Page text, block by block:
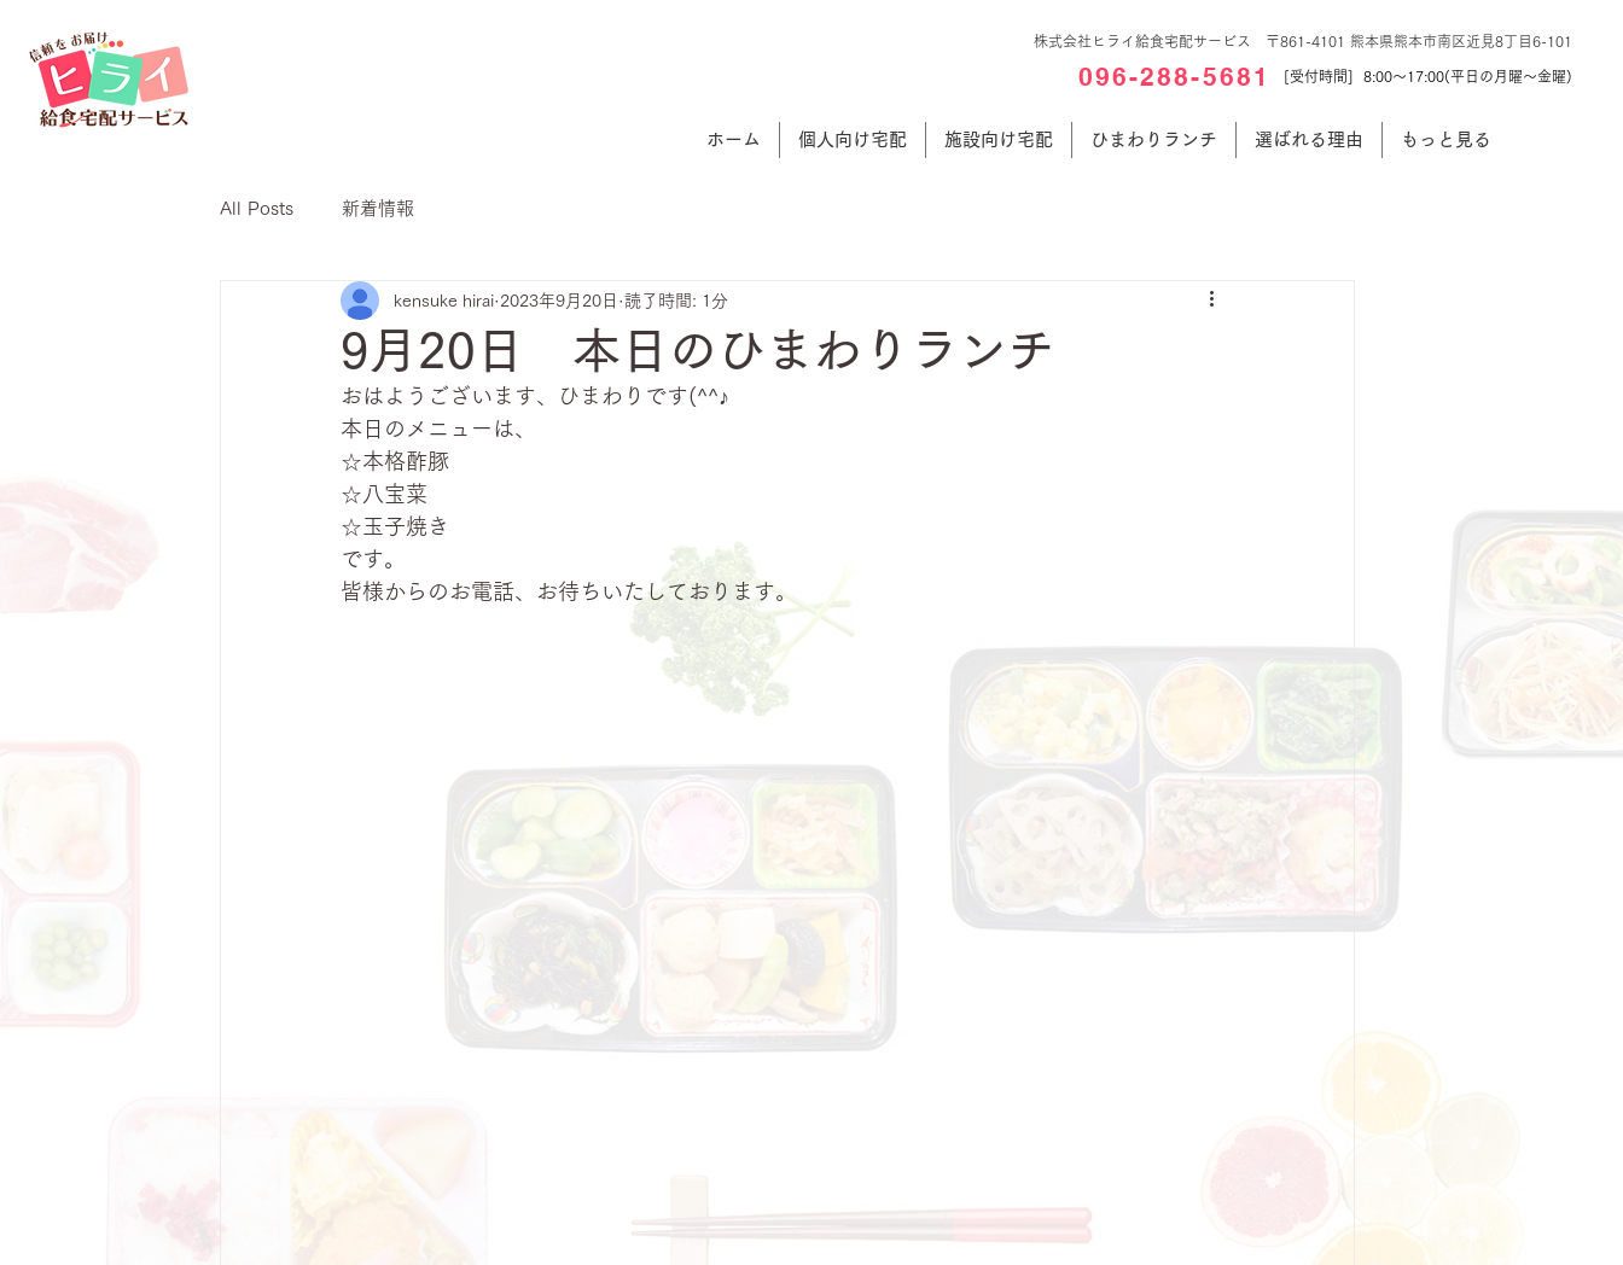
株式会社ヒライ給食宅配サービス 〒861-4101 熊本県熊本市南区近見8丁目6-101
096-288-5681 [受付時間] 8:00～17:00(平日の月曜～金曜)
ホーム 個人向け宅配 施設向け宅配 ひまわりランチ 選ばれる理由 もっと見る
All Posts 新着情報
9月20日 本日のひまわりランチ
kensuke hirai 2023年9月20日 読了時間: 1分
おはようございます、ひまわりです(^^♪
本日のメニューは、
☆本格酢豚
☆八宝菜
☆玉子焼き
です。
皆様からのお電話、お待ちいたしております。